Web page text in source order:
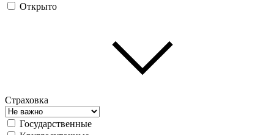
Открыто
Страховка
Государственные